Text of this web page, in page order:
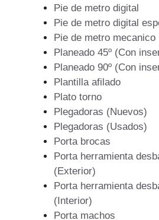
Pie de metro digital
Pie de metro digital
Pie de metro mecanico
Planeado 45º (Con
Planeado 90º (Con
Plantilla afilado
Plato torno
Plegadoras (Nuevos)
Plegadoras (Usados)
Porta brocas
Porta herramienta
(Exterior)
Porta herramienta
(Interior)
Porta machos